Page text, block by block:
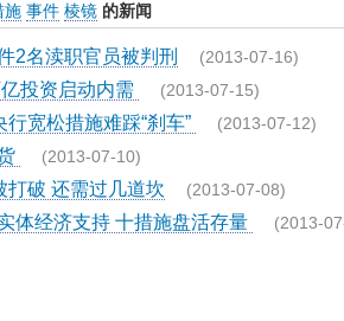
施 事件 棱镜 的新闻
2名渎职官员被判刑 (2013-07-16)
投资启动内需 (2013-07-15)
行宽松措施难踩“刹车” (2013-07-12)
(2013-07-10)
打破 还需过几道坎 (2013-07-08)
体经济支持 十措施盘活存量 (2013-